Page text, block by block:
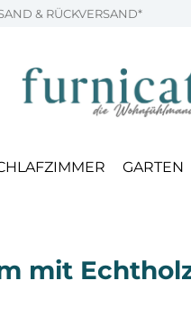
& RÜCKVERSAND*
GARTEN
mit